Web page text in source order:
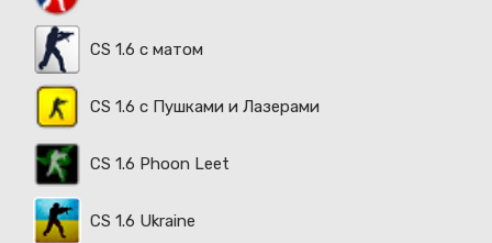
CS 1.6 с матом
CS 1.6 с Пушками и Лазерами
CS 1.6 Phoon Leet
CS 1.6 Ukraine